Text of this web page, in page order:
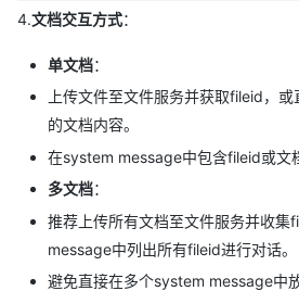
4.文档交互方式：
单文档：
上传文件至文件服务并获取fileid，
的文档内容。
在system message中包含fileid或文
多文档：
推荐上传所有文档至文件服务并收集
message中列出所有fileid进行对话。
避免直接在多个system message中